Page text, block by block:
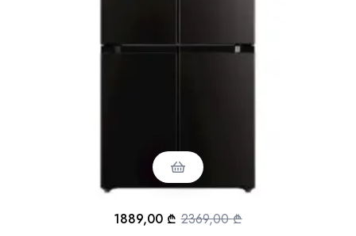
2369,00₾
1889,00 ₾